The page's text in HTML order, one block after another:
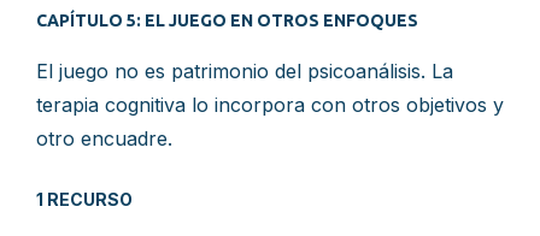
CAPÍTULO 5: EL JUEGO EN OTROS ENFOQUES
El juego no es patrimonio del psicoanálisis. La
terapia cognitiva lo incorpora con otros objetivos y
otro encuadre.
1 RECURSO